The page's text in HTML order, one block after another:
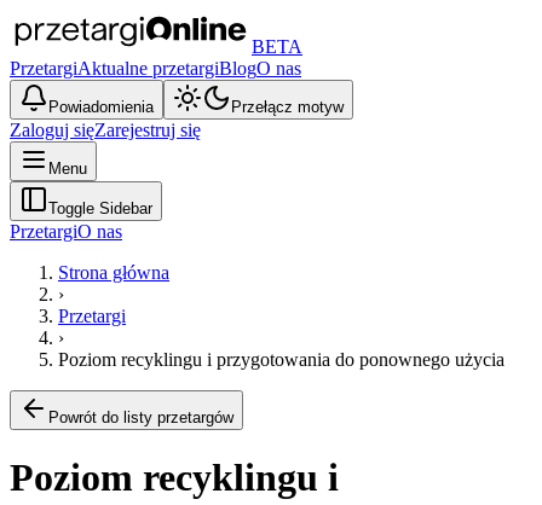
BETA
PrzetargiAktualne przetargiBlogO nas
Powiadomienia Przełącz motyw
Zaloguj sięZarejestruj się
Menu
Toggle Sidebar
PrzetargiO nas
Strona główna
›
Przetargi
›
Poziom recyklingu i przygotowania do ponownego użycia
Powrót do listy przetargów
Poziom recyklingu i